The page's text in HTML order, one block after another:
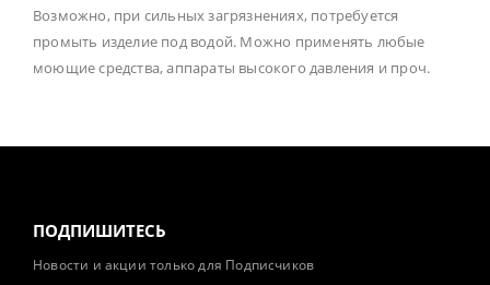
Возможно, при сильных загрязнениях, потребуется
промыть изделие под водой. Можно применять любые
моющие средства, аппараты высокого давления и проч.
ПОДПИШИТЕСЬ
Новости и акции только для Подписчиков